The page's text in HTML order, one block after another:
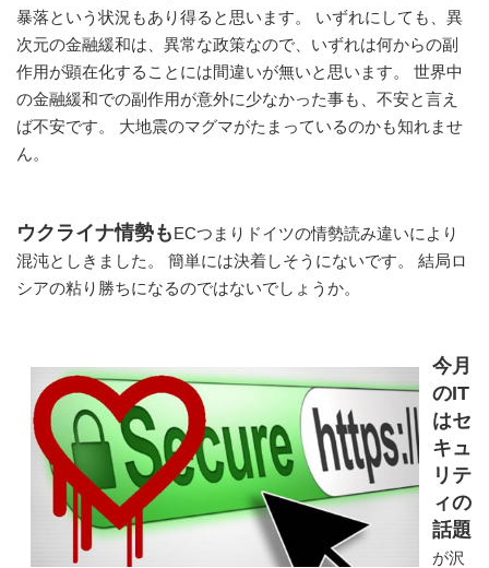
暴落という状況もあり得ると思います。 いずれにしても、異
次元の金融緩和は、異常な政策なので、いずれは何からの副
作用が顕在化することには間違いが無いと思います。 世界中
の金融緩和での副作用が意外に少なかった事も、不安と言え
ば不安です。 大地震のマグマがたまっているのかも知れませ
ん。
ウクライナ情勢もECつまりドイツの情勢読み違いにより
混沌としきました。 簡単には決着しそうにないです。 結局ロ
シアの粘り勝ちになるのではないでしょうか。
今月
のIT
はセ
キュ
リテ
ィの
話題
が沢